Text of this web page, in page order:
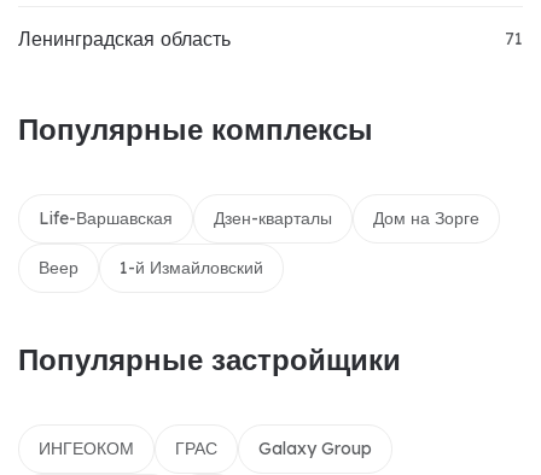
Ленинградская область 71
Популярные комплексы
Life-Варшавская Дзен-кварталы Дом на Зорге
Веер 1-й Измайловский
Популярные застройщики
ИНГЕОКОМ ГРАС Galaxy Group